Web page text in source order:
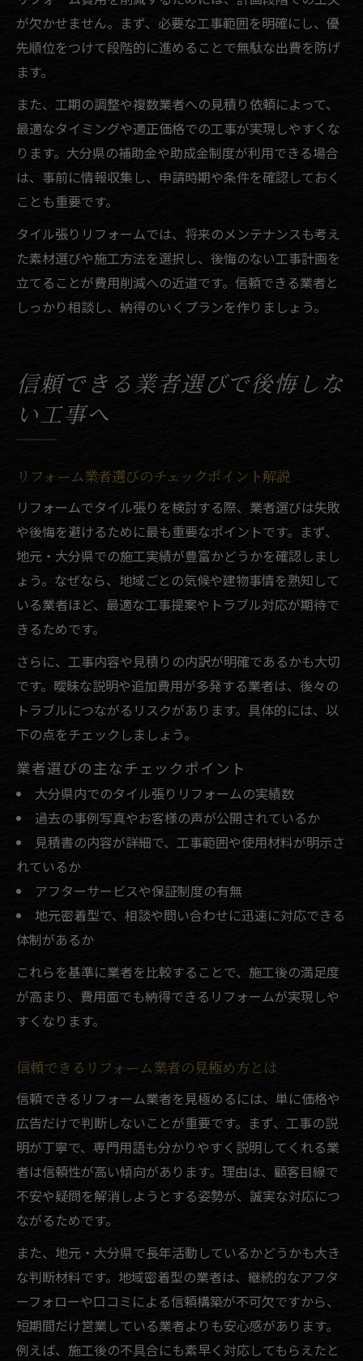
が欠かせません。まず、必要な工事範囲を明確にし、優
先順位をつけて段階的に進めることで無駄な出費を防げ
ます。
また、工期の調整や複数業者への見積り依頼によって、
最適なタイミングや適正価格での工事が実現しやすくな
ります。大分県の補助金や助成金制度が利用できる場合
は、事前に情報収集し、申請時期や条件を確認しておく
ことも重要です。
タイル張りリフォームでは、将来のメンテナンスも考え
た素材選びや施工方法を選択し、後悔のない工事計画を
立てることが費用削減への近道です。信頼できる業者と
しっかり相談し、納得のいくプランを作りましょう。
信頼できる業者選びで後悔しな
い工事へ
リフォーム業者選びのチェックポイント解説
リフォームでタイル張りを検討する際、業者選びは失敗
や後悔を避けるために最も重要なポイントです。まず、
地元・大分県での施工実績が豊富かどうかを確認しまし
ょう。なぜなら、地域ごとの気候や建物事情を熟知して
いる業者ほど、最適な工事提案やトラブル対応が期待で
きるためです。
さらに、工事内容や見積りの内訳が明確であるかも大切
です。曖昧な説明や追加費用が多発する業者は、後々の
トラブルにつながるリスクがあります。具体的には、以
下の点をチェックしましょう。
業者選びの主なチェックポイント
大分県内でのタイル張りリフォームの実績数
過去の事例写真やお客様の声が公開されているか
見積書の内容が詳細で、工事範囲や使用材料が明示さ
れているか
アフターサービスや保証制度の有無
地元密着型で、相談や問い合わせに迅速に対応できる
体制があるか
これらを基準に業者を比較することで、施工後の満足度
が高まり、費用面でも納得できるリフォームが実現しや
すくなります。
信頼できるリフォーム業者の見極め方とは
信頼できるリフォーム業者を見極めるには、単に価格や
広告だけで判断しないことが重要です。まず、工事の説
明が丁寧で、専門用語も分かりやすく説明してくれる業
者は信頼性が高い傾向があります。理由は、顧客目線で
不安や疑問を解消しようとする姿勢が、誠実な対応につ
ながるためです。
また、地元・大分県で長年活動しているかどうかも大き
な判断材料です。地域密着型の業者は、継続的なアフタ
ーフォローや口コミによる信頼構築が不可欠ですから、
短期間だけ営業している業者よりも安心感があります。
例えば、施工後の不具合にも素早く対応してもらえたと